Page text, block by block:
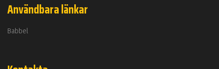
Användbara länkar
Babbel